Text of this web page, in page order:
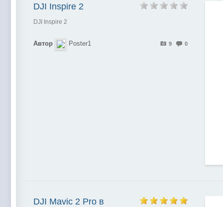
DJI Inspire 2
DJI Inspire 2
9 0
Автор Poster1
DJI Mavic 2 Pro в